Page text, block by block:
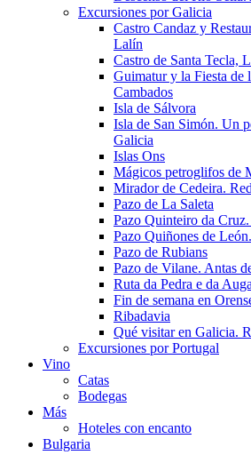
Excursiones por Galicia
Castro Candaz y
Lalín
Castro de Santa Tecla,
Guimatur y la Fiesta de
Cambados
Isla de Sálvora
Isla de San Simón. Un
Galicia
Islas Ons
Mágicos petroglifos de
Mirador de Cedeira.
Pazo de La Saleta
Pazo Quinteiro da
Pazo Quiñones de
Pazo de Rubians
Pazo de Vilane. Antas
Ruta da Pedra e da Auga
Fin de semana en
Ribadavia
Qué visitar en Galicia.
Excursiones por Portugal
Vino
Catas
Bodegas
Más
Hoteles con encanto
Bulgaria